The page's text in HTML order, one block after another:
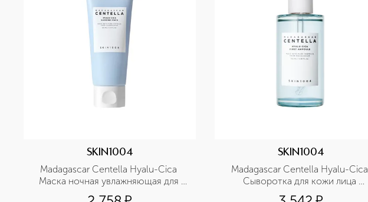
SKIN1004
Madagascar Centella Hyalu-Cica
Маска ночная увлажняющая для
лица с центеллой и гиалуроновой
SKIN1004
Madagascar Centella Hyalu-Cica
Сыворотка для кожи лица
увлажняющая с центеллой и